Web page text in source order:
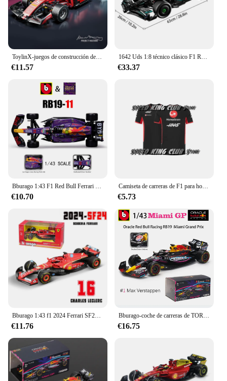
ToylinX-juegos de construcción de coches MOC, bloques de construcción de automóviles con Control remoto, modelo coleccionable, Kits de coches, juguetes de construcción
€11.57
1642 Uds 1:8 técnico clásico F1 Racing 42171 bloques de construcción de rendimiento técnico Kit de modelos de supercoche DIY juguetes regalos para niños
€33.37
€10.70
Camiseta de carreras de F1 para hombre y mujer, camisa de manga corta transpirable, camisetas de ciclismo, Tops de secado rápido, verano, 2024
€5.73
€11.76 €16.75